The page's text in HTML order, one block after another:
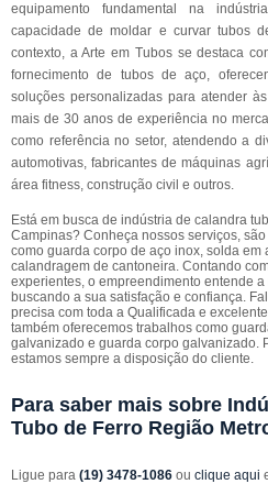
equipamento fundamental na
capacidade de moldar e curvar tubos
contexto, a Arte em Tubos se destaca
fornecimento de tubos de aço,
soluções personalizadas para atender
mais de 30 anos de experiência no
como referência no setor, atendendo a
automotivas, fabricantes de máquinas
área fitness, construção civil e outros.
Está em busca de indústria de calandra
Campinas? Conheça nossos serviços,
como guarda corpo de aço inox, solda
calandragem de cantoneira. Contando
experientes, o empreendimento entende
buscando a sua satisfação e confiança.
precisa com toda a Qualificada e
também oferecemos trabalhos como
galvanizado e guarda corpo galvanizado.
estamos sempre a disposição do cliente.
Para saber mais sobre
Tubo de Ferro Região
Ligue para (19) 3478-1086 ou clique aqui